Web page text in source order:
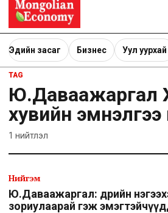
Эдийн засаг Бизнес Уул уурхай
TAG
Ю.Даваажаргал
хувийн эмнэлгээ
1 нийтлэл
Нийгэм
Ю.Даваажаргал: Өдрийн
зориулаарай гэж